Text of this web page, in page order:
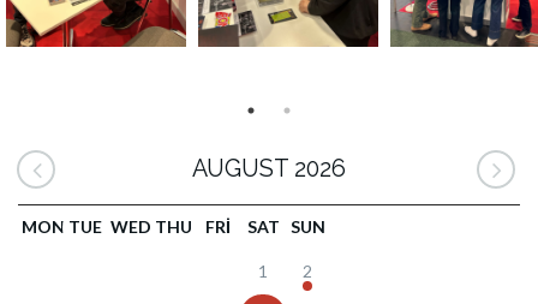
AUGUST 2026
MON TUE WED THU FRI SAT SUN
1 2